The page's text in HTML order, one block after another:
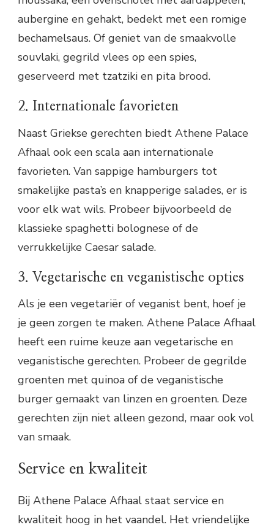
aubergine en gehakt, bedekt met een romige
bechamelsaus. Of geniet van de smaakvolle
souvlaki, gegrild vlees op een spies,
geserveerd met tzatziki en pita brood.
2. Internationale favorieten
Naast Griekse gerechten biedt Athene Palace
Afhaal ook een scala aan internationale
favorieten. Van sappige hamburgers tot
smakelijke pasta’s en knapperige salades, er is
voor elk wat wils. Probeer bijvoorbeeld de
klassieke spaghetti bolognese of de
verrukkelijke Caesar salade.
3. Vegetarische en veganistische opties
Als je een vegetariër of veganist bent, hoef je
je geen zorgen te maken. Athene Palace Afhaal
heeft een ruime keuze aan vegetarische en
veganistische gerechten. Probeer de gegrilde
groenten met quinoa of de veganistische
burger gemaakt van linzen en groenten. Deze
gerechten zijn niet alleen gezond, maar ook vol
van smaak.
Service en kwaliteit
Bij Athene Palace Afhaal staat service en
kwaliteit hoog in het vaandel. Het vriendelijke